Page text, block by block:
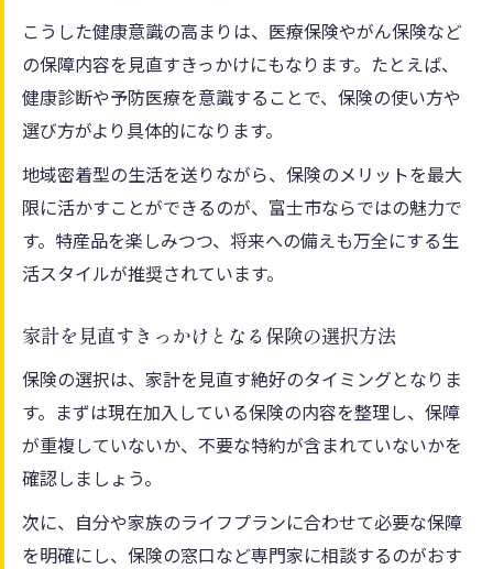
こうした健康意識の高まりは、医療保険やがん保険など
の保障内容を見直すきっかけにもなります。たとえば、
健康診断や予防医療を意識することで、保険の使い方や
選び方がより具体的になります。
地域密着型の生活を送りながら、保険のメリットを最大
限に活かすことができるのが、富士市ならではの魅力で
す。特産品を楽しみつつ、将来への備えも万全にする生
活スタイルが推奨されています。
家計を見直すきっかけとなる保険の選択方法
保険の選択は、家計を見直す絶好のタイミングとなりま
す。まずは現在加入している保険の内容を整理し、保障
が重複していないか、不要な特約が含まれていないかを
確認しましょう。
次に、自分や家族のライフプランに合わせて必要な保障
を明確にし、保険の窓口など専門家に相談するのがおす